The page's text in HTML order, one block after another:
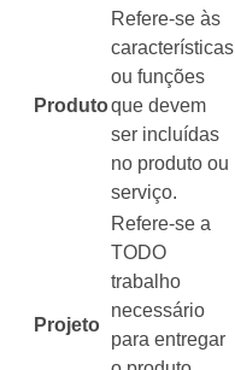
Produto
Refere-se às
características
ou funções
que devem
ser incluídas
no produto ou
serviço.
Projeto
Refere-se a
TODO
trabalho
necessário
para entregar